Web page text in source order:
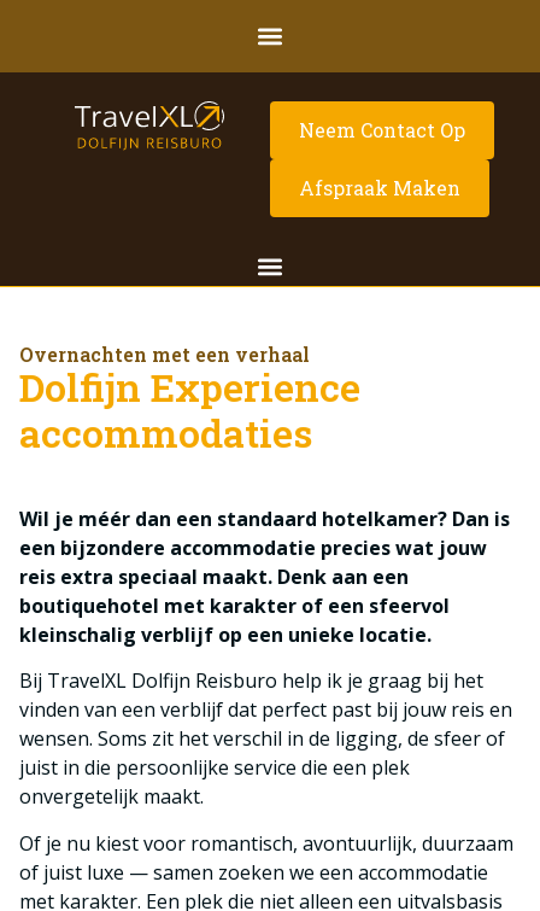
Neem Contact Op
Afspraak Maken
Overnachten met een verhaal
Dolfijn Experience
accommodaties
Wil je méér dan een standaard hotelkamer? Dan is
een bijzondere accommodatie precies wat jouw
reis extra speciaal maakt. Denk aan een
boutiquehotel met karakter of een sfeervol
kleinschalig verblijf op een unieke locatie.
Bij TravelXL Dolfijn Reisburo help ik je graag bij het
vinden van een verblijf dat perfect past bij jouw reis en
wensen. Soms zit het verschil in de ligging, de sfeer of
juist in die persoonlijke service die een plek
onvergetelijk maakt.
Of je nu kiest voor romantisch, avontuurlijk, duurzaam
of juist luxe — samen zoeken we een accommodatie
met karakter. Een plek die niet alleen een uitvalsbasis